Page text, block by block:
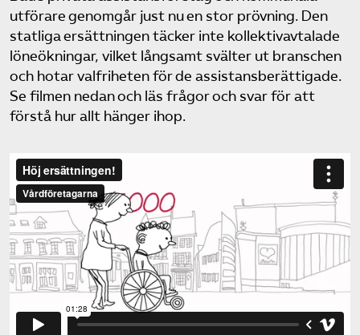
Pressrum
Mina sidor
Privat Vårdfakta
Bli medlem
Logga in på Arbetsgivarguiden
Sök på vardforetagarna.se
Press
utförare genomgår just nu en stor prövning. Den
statliga ersättningen täcker inte kollektivavtalade
löneökningar, vilket långsamt svälter ut branschen
och hotar valfriheten för de assistansberättigade.
Se filmen nedan och läs frågor och svar för att
förstå hur allt hänger ihop.